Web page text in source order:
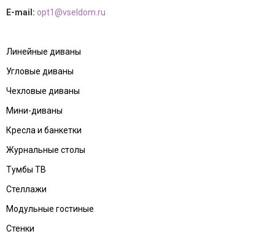
E-mail: opt1@vseldom.ru
Линейные диваны
Угловые диваны
Чехловые диваны
Мини-диваны
Кресла и банкетки
Журнальные столы
Тумбы ТВ
Стеллажи
Модульные гостиные
Стенки